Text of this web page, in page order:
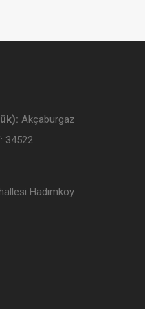
Akçaburgaz
34522
Hadımköy